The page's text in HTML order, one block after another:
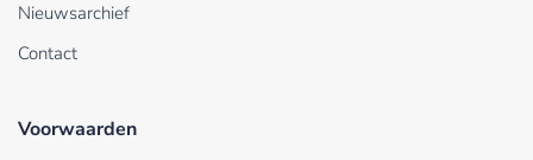
Nieuwsarchief
Contact
Voorwaarden